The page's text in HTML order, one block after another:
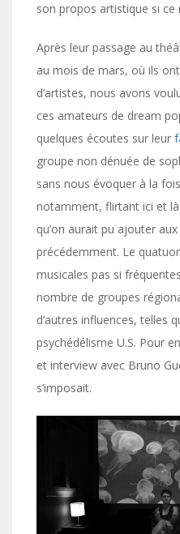
son propos artistique si ce
Après leur passage au
au mois de mars, où ils
d’artistes, nous avons
ces amateurs de dream
quelques écoutes sur leur
groupe non dénuée de
sans nous évoquer à la fois
notamment, flirtant ici et
qu’on aurait pu ajouter
précédemment. Le
musicales pas si
nombre de groupes
d’autres influences, telles
psychédélisme U.S. Pour
et interview avec Bruno
s’imposait.